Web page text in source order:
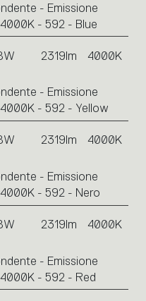
- Emissione
- 592 - Blue
2319lm 4000K
- Emissione
- 592 - Yellow
2319lm 4000K
- Emissione
- 592 - Nero
2319lm 4000K
- Emissione
- 592 - Red